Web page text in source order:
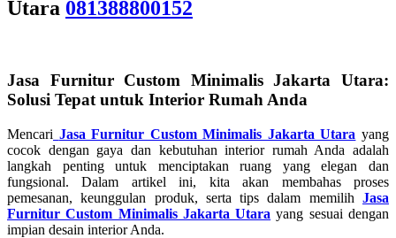
Utara 081388800152
Jasa Furnitur Custom Minimalis Jakarta Utara:
Solusi Tepat untuk Interior Rumah Anda
Mencari Jasa Furnitur Custom Minimalis Jakarta Utara yang
cocok dengan gaya dan kebutuhan interior rumah Anda adalah
langkah penting untuk menciptakan ruang yang elegan dan
fungsional. Dalam artikel ini, kita akan membahas proses
pemesanan, keunggulan produk, serta tips dalam memilih Jasa
Furnitur Custom Minimalis Jakarta Utara yang sesuai dengan
impian desain interior Anda.